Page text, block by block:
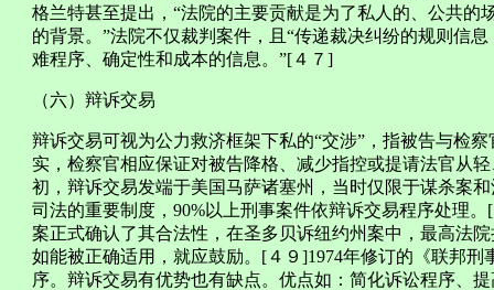
格兰特甚至提出，“法院的主要贡献是为了私人的、公共的
的背景。”法院不仅裁判案件，且“传递裁决纠纷的规则信
难程序、确定性和成本的信息。”[４７]
（六）辩诉交易
辩诉交易可视为公力救济框架下私的“交涉”，指被告与检
实，检察官相应保证对被告降格、减少指控或提请法官从
初，辩诉交易发端于美国马萨诸塞州，当时仅限于谋杀案
司法的重要制度，90%以上刑事案件依辩诉交易程序处理
案正式确认了其合法性，在圣多贝诉纽约州案中，最高法
如能被正确适用，就应鼓励。[４９]1974年修订的《联邦
序。辩诉交易有优势也有缺点。优点如：简化诉讼程序、